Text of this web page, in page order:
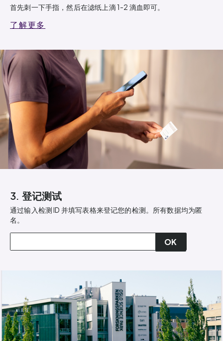
首先刺一下手指，然后在滤纸上滴 1-2 滴血即可。
了解更多
3. 登记测试
通过输入检测 ID 并填写表格来登记您的检测。所有数据均为匿
名。
OK